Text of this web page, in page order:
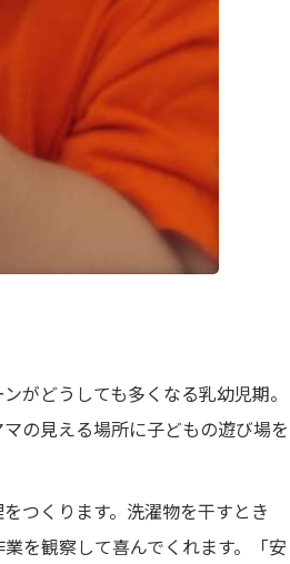
がどうしても多くなる乳幼児期。
の見える場所に子どもの遊び場を
つくります。洗濯物を干すとき
を観察して喜んでくれます。「安